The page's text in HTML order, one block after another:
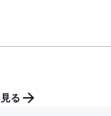
る